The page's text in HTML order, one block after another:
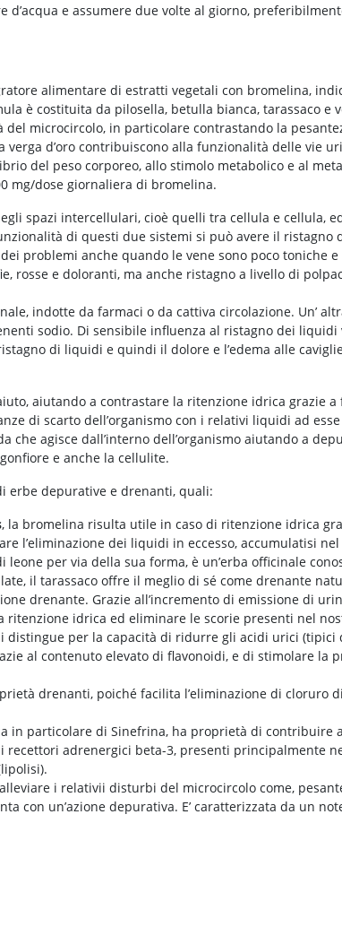
d’acqua e assumere due volte al giorno,
alimentare di estratti vegetali con bromelina,
è costituita da pilosella, betulla bianca, tarassaco
microcircolo, in particolare contrastando la
verga d’oro contribuiscono alla funzionalità delle vie
del peso corporeo, allo stimolo metabolico e al
mg/dose giornaliera di bromelina.
spazi intercellulari, cioè quelli tra cellula e cellula,
di questi due sistemi si può avere il
problemi anche quando le vene sono poco toniche
rosse e doloranti, ma anche ristagno a livello di
indotte da farmaci o da cattiva circolazione. Un’
sodio. Di sensibile influenza al ristagno dei
di liquidi e quindi il dolore e l’edema alle
aiutando a contrastare la ritenzione idrica grazie
di scarto dell’organismo con i relativi liquidi ad
che agisce dall’interno dell’organismo aiutando a
e anche la cellulite.
erbe depurative e drenanti, quali:
, la bromelina risulta utile in caso di ritenzione idrica
l’eliminazione dei liquidi in eccesso, accumulatisi
leone per via della sua forma, è un’erba officinale
il tarassaco offre il meglio di sé come drenante
drenante. Grazie all’incremento di emissione di
ritenzione idrica ed eliminare le scorie presenti nel
distingue per la capacità di ridurre gli acidi urici
al contenuto elevato di flavonoidi, e di stimolare
drenanti, poiché facilita l’eliminazione di cloruro
in particolare di Sinefrina, ha proprietà di contribuire
adrenergici beta-3, presenti principalmente
i relativii disturbi del microcircolo come,
con un’azione depurativa. E’ caratterizzata da un